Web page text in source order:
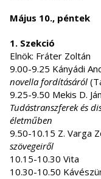
Május 10., péntek
1. Szekció
Elnök: Fráter Zoltán
9.00-9.25 Kányádi
novella fordításáról
9.25-9.50 Mekis D.
Tudástranszferek és
életműben
9.50-10.15 Z. Varga
szövegeiről
10.15-10.30 Vita
10.30-10.50